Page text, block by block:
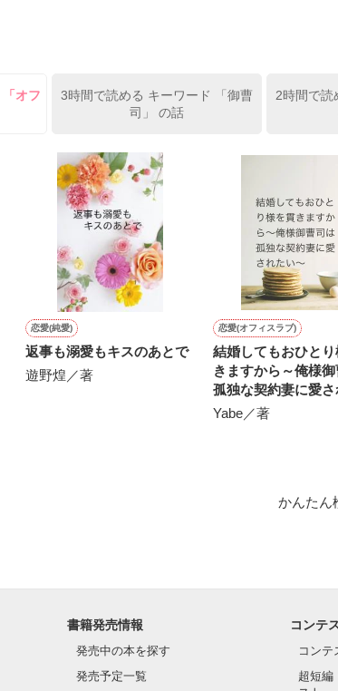
作品を読む
結婚してくれないか』といきなりプロポーズをしてきた
』🦅
？！！！』🐥
見せる素顔は、なぜか想像以上に甘くて……🐥💓🦅
全てフリー素材です。
完結です。
レンド1位でした〜良かったら読んで頂けると嬉しいです
作品を読む
オフ
3時間で読める キーワード 「御曹
司」 の話
2時間で読
恋愛(純愛)
返事も溺愛もキスのあとで
遊野煌／著
恋愛(オフィスラブ)
結婚してもおひと
きますから～俺様
孤独な契約妻に愛さ
～
Yabe／著
かんたん
書籍発売情報
発売中の本を探す
発売予定一覧
コンテ
コンテ
超短編